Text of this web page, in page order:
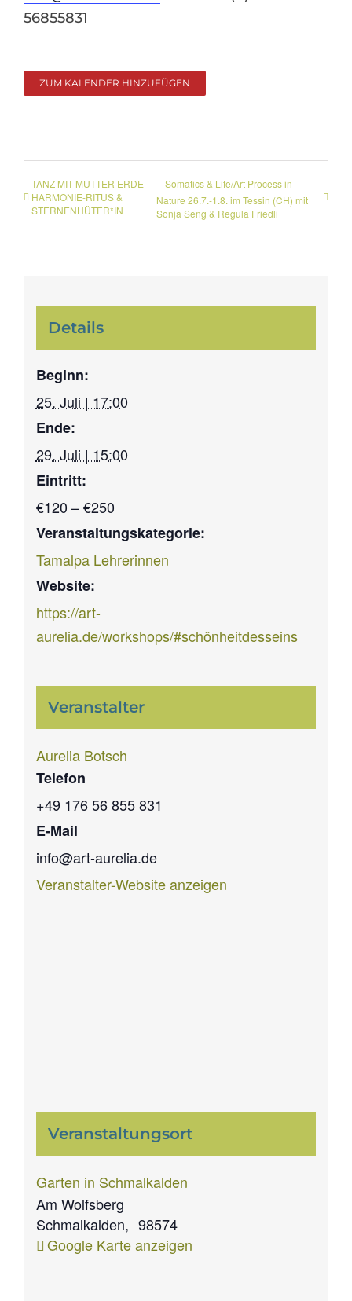
56855831
ZUM KALENDER HINZUFÜGEN
TANZ MIT MUTTER ERDE –
HARMONIE-RITUS &
STERNENHÜTER*IN
Somatics & Life/Art Process in
Nature 26.7.-1.8. im Tessin (CH) mit
Sonja Seng & Regula Friedli
Details
Beginn:
25. Juli | 17:00
Ende:
29. Juli | 15:00
Eintritt:
€120 – €250
Veranstaltungskategorie:
Tamalpa Lehrerinnen
Website:
https://art-
aurelia.de/workshops/#schönheitdesseins
Veranstalter
Aurelia Botsch
Telefon
+49 176 56 855 831
E-Mail
info@art-aurelia.de
Veranstalter-Website anzeigen
Veranstaltungsort
Garten in Schmalkalden
Am Wolfsberg
Schmalkalden, 98574
Google Karte anzeigen